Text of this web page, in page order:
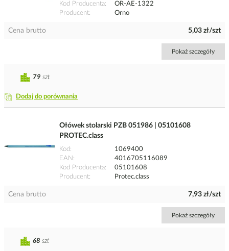
Kod Producenta
OR-AE-1322
Producent
Orno
Cena brutto 5,03 zł/szt
Pokaż szczegóły
Dodaj do porównania
79 szt
Ołówek stolarski PZB 051986 | 05101608
PROTEC.class
Kod
1069400
EAN
4016705116089
Kod Producenta
05101608
Producent
Protec.class
Cena brutto 7,93 zł/szt
Pokaż szczegóły
68 szt